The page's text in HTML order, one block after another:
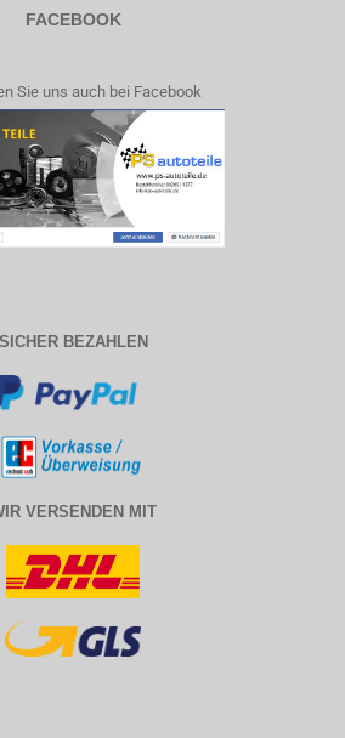
FACEBOOK
Sie uns auch bei Facebook
SICHER BEZAHLEN
VERSENDEN MIT